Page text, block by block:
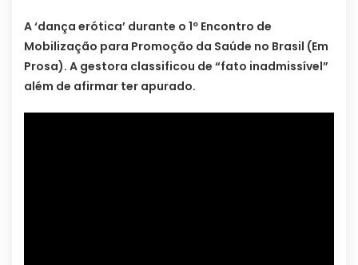
A ‘dança erótica’ durante o 1º Encontro de
Mobilização para Promoção da Saúde no Brasil (Em
Prosa). A gestora classificou de “fato inadmissível”
além de afirmar ter apurado.